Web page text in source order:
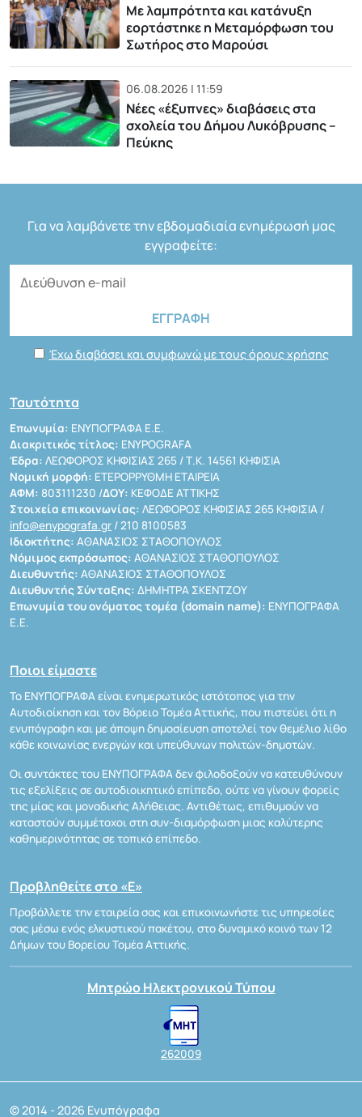
Με λαμπρότητα και κατάνυξη
εορτάστηκε η Μεταμόρφωση του
Σωτήρος στο Μαρούσι
06.08.2026 | 11:59
Νέες «έξυπνες» διαβάσεις στα
σχολεία του Δήμου Λυκόβρυσης –
Πεύκης
Για να λαμβάνετε την εβδομαδιαία ενημέρωσή μας
εγγραφείτε:
Έχω διαβάσει και συμφωνώ με τους όρους χρήσης
Ταυτότητα
Επωνυμία: ΕΝΥΠΟΓΡΑΦΑ Ε.Ε.
Διακριτικός τίτλος: ENYPOGRAFA
Έδρα: ΛΕΩΦΟΡΟΣ ΚΗΦΙΣΙΑΣ 265 / Τ.Κ. 14561 ΚΗΦΙΣΙΑ
Νομική μορφή: ΕΤΕΡΟΡΡΥΘΜΗ ΕΤΑΙΡΕΙΑ
ΑΦΜ: 803111230 /ΔΟΥ: ΚΕΦΟΔΕ ΑΤΤΙΚΗΣ
Στοιχεία επικοινωνίας: ΛΕΩΦΟΡΟΣ ΚΗΦΙΣΙΑΣ 265 ΚΗΦΙΣΙΑ /
info@enypografa.gr / 210 8100583
Ιδιοκτήτης: ΑΘΑΝΑΣΙΟΣ ΣΤΑΘΟΠΟΥΛΟΣ
Νόμιμος εκπρόσωπος: ΑΘΑΝΑΣΙΟΣ ΣΤΑΘΟΠΟΥΛΟΣ
Διευθυντής: ΑΘΑΝΑΣΙΟΣ ΣΤΑΘΟΠΟΥΛΟΣ
Διευθυντής Σύνταξης: ΔΗΜΗΤΡΑ ΣΚΕΝΤΖΟΥ
Επωνυμία του ονόματος τομέα (domain name): ΕΝΥΠΟΓΡΑΦΑ
Ε.Ε.
Ποιοι είμαστε
Το ΕΝΥΠΟΓΡΑΦΑ είναι ενημερωτικός ιστότοπος για την
Αυτοδιοίκηση και τον Βόρειο Τομέα Αττικής, που πιστεύει ότι η
ενυπόγραφη και με άποψη δημοσίευση αποτελεί τον θεμέλιο λίθο
κάθε κοινωνίας ενεργών και υπεύθυνων πολιτών-δημοτών.
Οι συντάκτες του ΕΝΥΠΟΓΡΑΦΑ δεν φιλοδοξούν να κατευθύνουν
τις εξελίξεις σε αυτοδιοικητικό επίπεδο, ούτε να γίνουν φορείς
της μίας και μοναδικής Αλήθειας. Αντιθέτως, επιθυμούν να
καταστούν συμμέτοχοι στη συν-διαμόρφωση μιας καλύτερης
καθημερινότητας σε τοπικό επίπεδο.
Προβληθείτε στο «Ε»
Προβάλλετε την εταιρεία σας και επικοινωνήστε τις υπηρεσίες
σας μέσω ενός ελκυστικού πακέτου, στο δυναμικό κοινό των 12
Δήμων του Βορείου Τομέα Αττικής.
Μητρώο Ηλεκτρονικού Τύπου
262009
© 2014 - 2026 Ενυπόγραφα